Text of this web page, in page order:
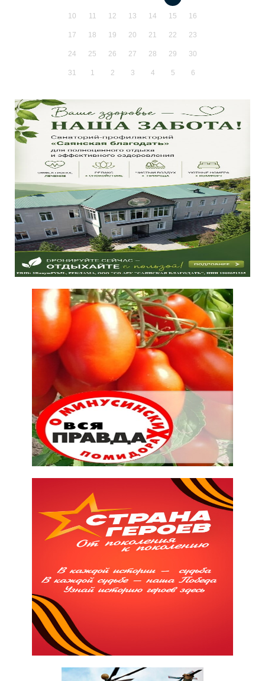
10 11 12 13 14 15 16
17 18 19 20 21 22 23
24 25 26 27 28 29 30
31 1 2 3 4 5 6